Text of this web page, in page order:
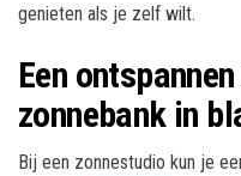
genieten als je zelf wilt.
Een
zonnebank in
Bij een zonnestudio kun je